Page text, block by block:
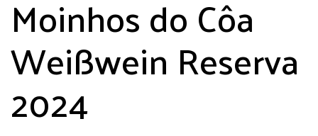
Moinhos do Côa
Weißwein Reserva
2024